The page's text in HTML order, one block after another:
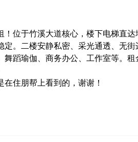
！位于竹溪大道核心，楼下电梯直
定。二楼安静私密、采光通透、无
舞蹈瑜伽、商务办公、工作室等。
住朋帮上看到的，谢谢！